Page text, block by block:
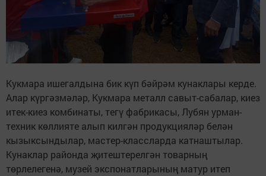
Кукмара ишегалдына бик күп бәйрәм кунаклары керде.
Алар күргәзмәләр, Кукмара металл савыт-сабалар, киез
итек-киез комбинаты, тегү фабрикасы, Лубян урман-
техник көллияте алып килгән продукцияләр белән
кызыксындылар, мастер-классларда катнаштылар.
Кунаклар районда җитештерелгән товарның
төрлелегенә, музей экспонатларының матур итеп